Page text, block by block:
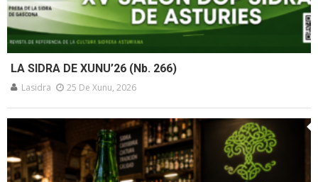
LA SIDRA DE XUNU’26 (Nb. 266)
Lasidra 25 De Xunu, 2026